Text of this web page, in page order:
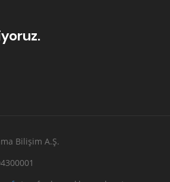
Bilişim A.Ş.